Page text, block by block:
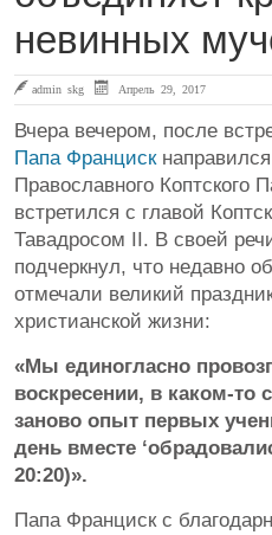
невинных
admin skg Апрель 29, 2017
Вчера вечером, после
Папа Франциск
Православного Коптского
встретился с главой
Тавадросом II. В своей
подчеркнул, что недавно
отмечали великий
христианской жизни:
«Мы единогласно
воскресении, в каком-то
заново опыт первых
день вместе
20:20)».
Папа Франциск с